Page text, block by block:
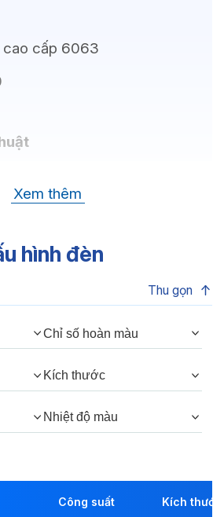
cao cấp 6063
6500K, 4000K, 3000K
CRI80
& Lắp đặt
Xem thêm
hình đèn
Thu gọn
Chỉ số hoàn màu
Kích thước
Nhiệt độ màu
Công suất Kích thước